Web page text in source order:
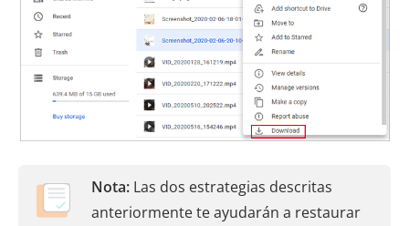
Nota: Las dos estrategias descritas
anteriormente te ayudarán a restaurar